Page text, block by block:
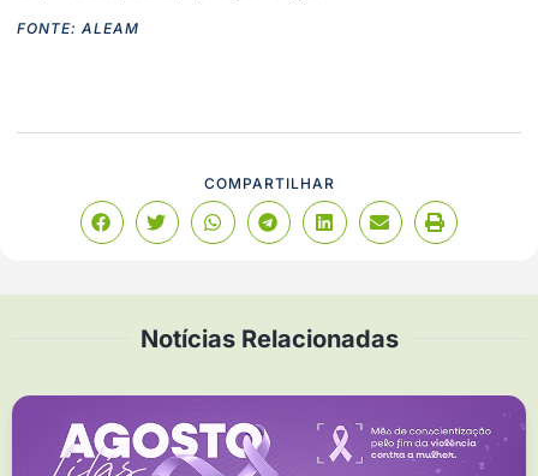
FONTE: ALEAM
COMPARTILHAR
Notícias Relacionadas